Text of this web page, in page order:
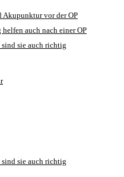
Akupunktur vor der OP
auch nach einer OP
sind sie auch richtig
sind sie auch richtig